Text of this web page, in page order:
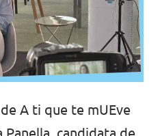
A ti que te mUEve